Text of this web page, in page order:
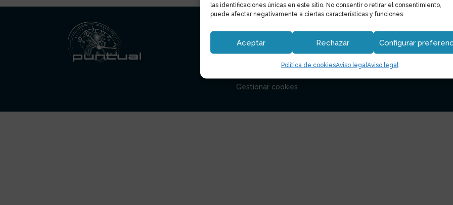
las identificaciones únicas en este sitio. No consentir o retirar el consentimiento,
puede afectar negativamente a ciertas características y funciones.
Aceptar Rechazar Configurar
Política de cookiesAviso legalAviso legal
Contacto
Aviso legal
Gestionar cookies
Síguenos en